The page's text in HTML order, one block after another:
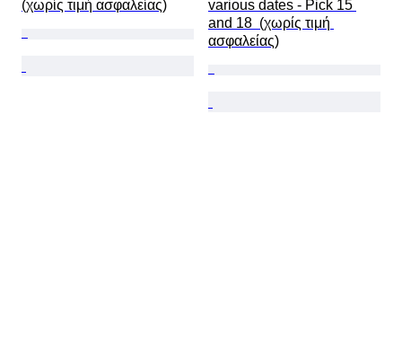
(χωρίς τιμή ασφαλείας)
various dates - Pick 15
and 18  (χωρίς τιμή
ασφαλείας)